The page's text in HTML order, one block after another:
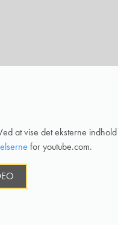
at vise det eksterne indhold
for youtube.com.